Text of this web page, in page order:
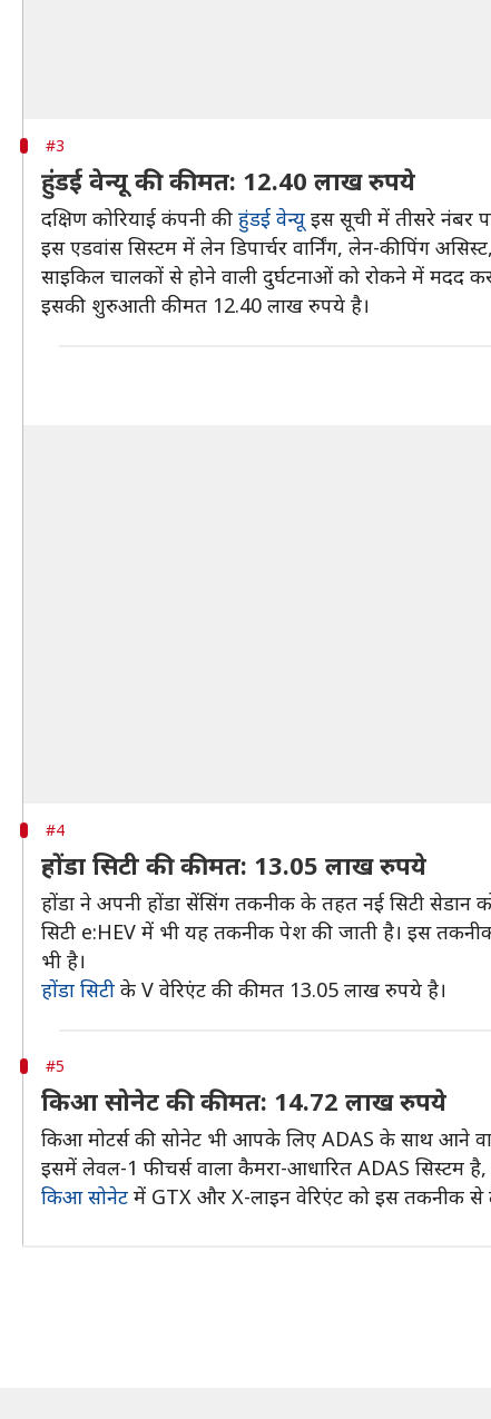
#3
हुंडई वेन्यू की कीमत: 12.40 लाख रुपये
दक्षिण कोरियाई कंपनी की हुंडई वेन्यू इस सूची में तीसरे नंबर
इस एडवांस सिस्टम में लेन डिपार्चर वार्निंग, लेन-कीपिंग
साइकिल चालकों से होने वाली दुर्घटनाओं को रोकने में मदद
इसकी शुरुआती कीमत 12.40 लाख रुपये है।
#4
होंडा सिटी की कीमत: 13.05 लाख रुपये
होंडा ने अपनी होंडा सेंसिंग तकनीक के तहत नई सिटी सेडान
सिटी e:HEV में भी यह तकनीक पेश की जाती है। इस
भी है।
होंडा सिटी के V वेरिएंट की कीमत 13.05 लाख रुपये है।
#5
किआ सोनेट की कीमत: 14.72 लाख रुपये
किआ मोटर्स की सोनेट भी आपके लिए ADAS के साथ आने
इसमें लेवल-1 फीचर्स वाला कैमरा-आधारित ADAS सिस्टम
किआ सोनेट में GTX और X-लाइन वेरिएंट को इस तकनीक